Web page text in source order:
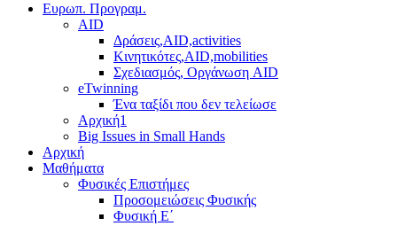
Ευρωπ. Προγραμ.
AID
Δράσεις,AID,activities
Κινητικότες,AID,mobilities
Σχεδιασμός, Οργάνωση AID
eTwinning
Ένα ταξίδι που δεν τελείωσε
Αρχική1
Big Issues in Small Hands
Αρχική
Μαθήματα
Φυσικές Επιστήμες
Προσομειώσεις Φυσικής
Φυσική Ε΄